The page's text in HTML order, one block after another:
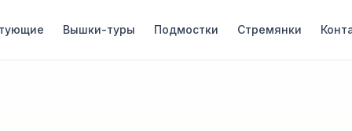
Вышки-туры Подмостки Стремянки